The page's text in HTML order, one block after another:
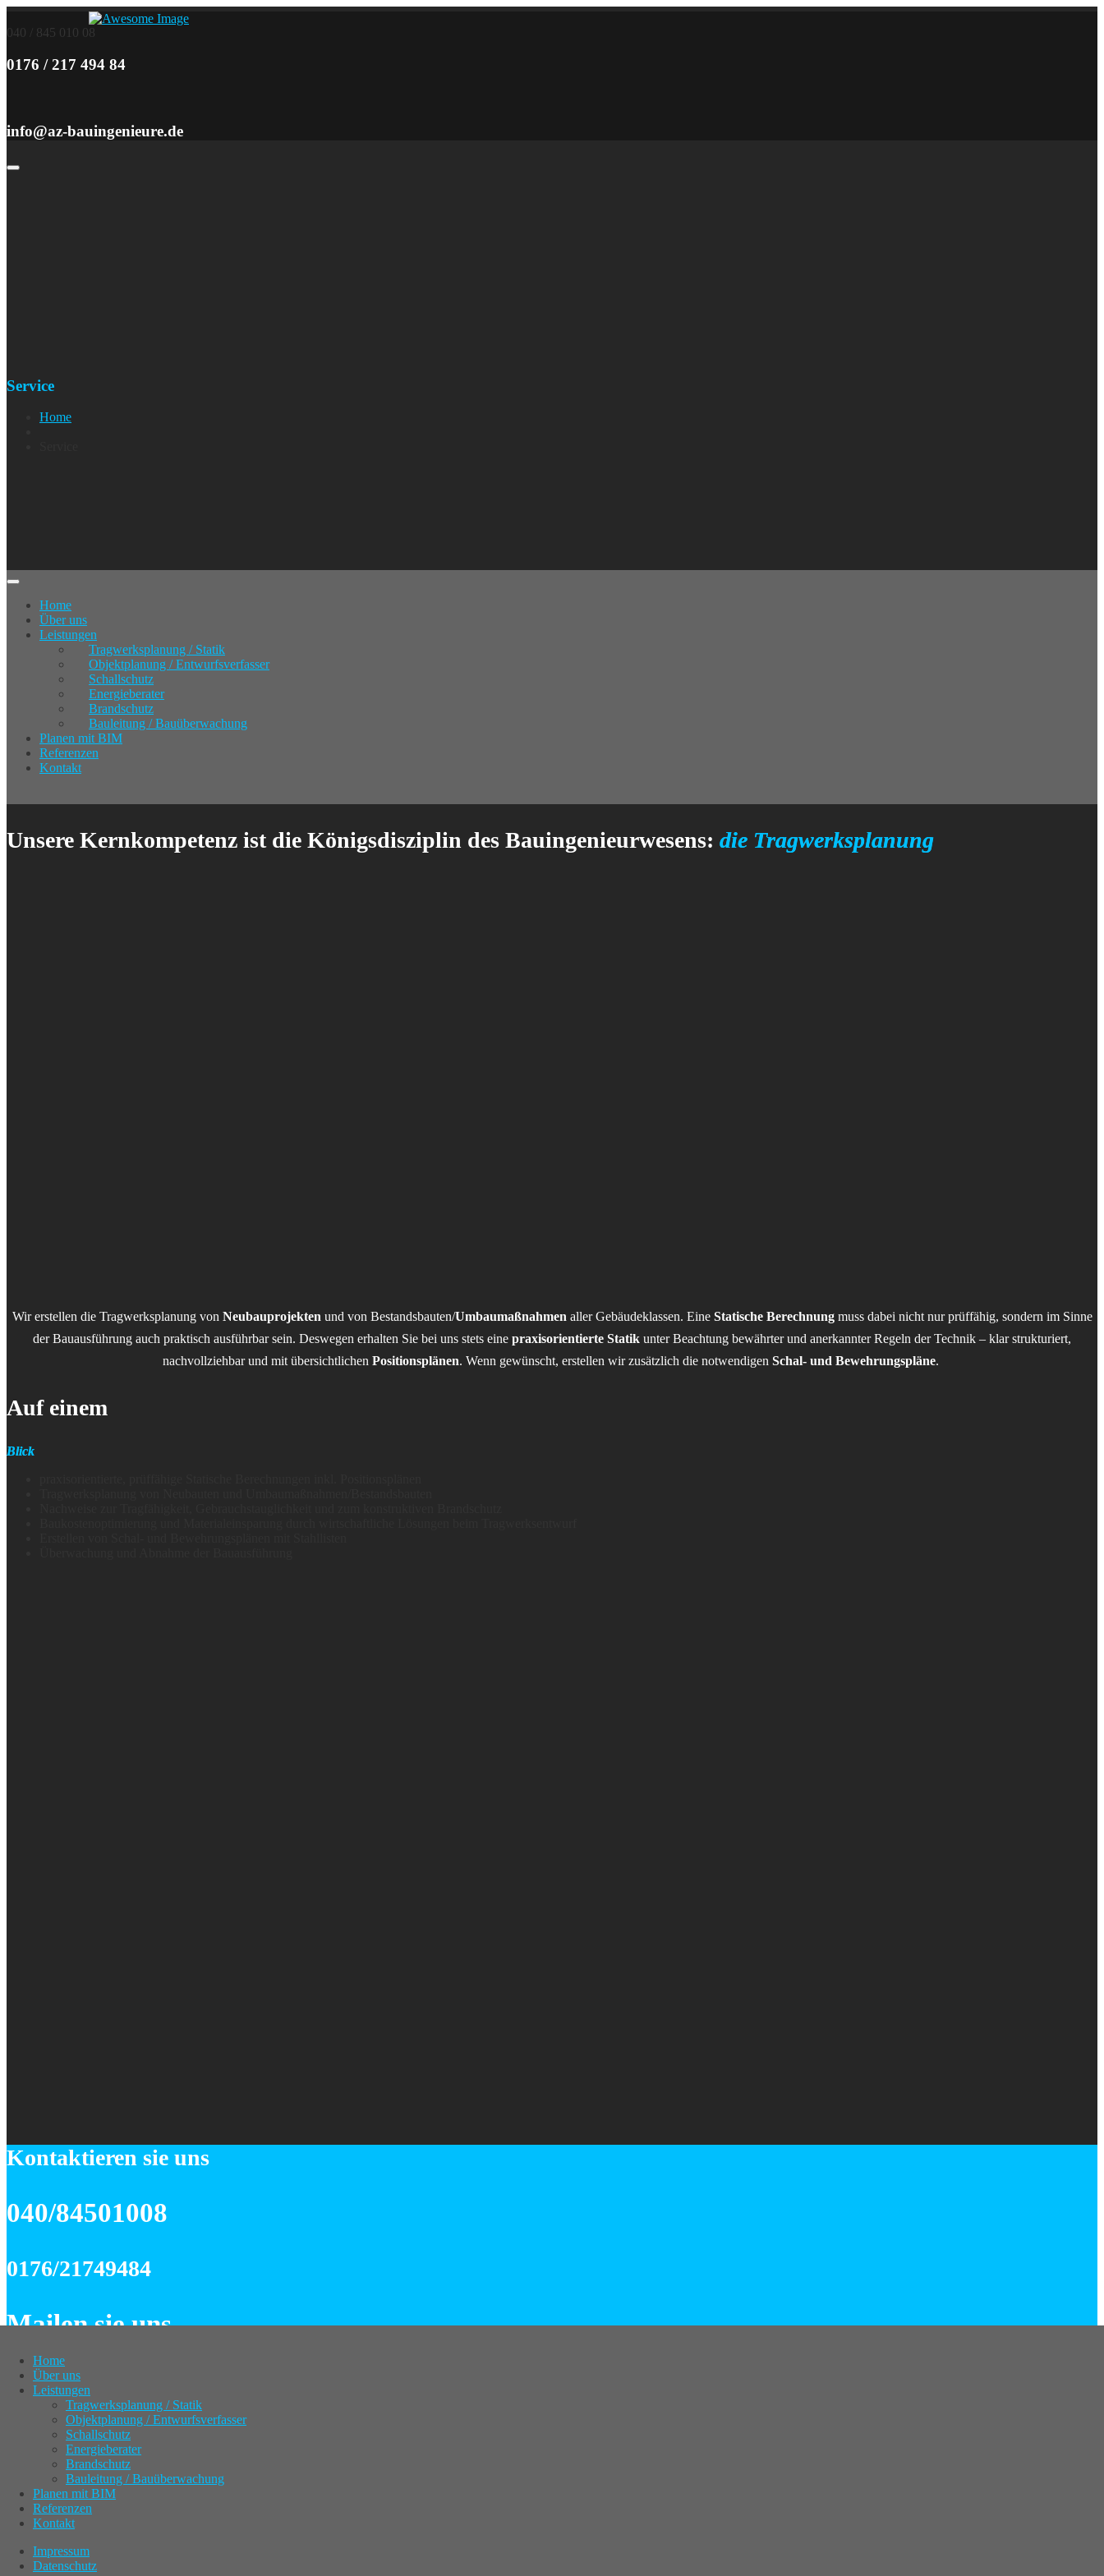
040 / 845 010 08
0176 / 217 494 84
info@az-bauingenieure.de
Service
Home
Home
Über uns
Leistungen
Tragwerksplanung / Statik
Objektplanung / Entwurfsverfasser
Schallschutz
Energieberater
Brandschutz
Bauleitung / Bauüberwachung
Planen mit BIM
Referenzen
Kontakt
Unsere Kernkompetenz ist die Königsdisziplin des Bauingenieurwesens: die Tragwerksplanung
Wir erstellen die Tragwerksplanung von Neubauprojekten und von Bestandsbauten/Umbaumaßnahmen aller Gebäudeklassen. Eine Statische Berechnungmuss dabei nicht nur prüffähig, sondern im Sinne
der Bauausführung auch praktisch ausführbar sein. Deswegen erhalten Sie bei uns stets eine praxisorientierte Statik unter Beachtung bewährter und anerkannter Regeln der Technik – klar strukturiert,
nachvollziehbar und mit übersichtlichen Positionsplänen. Wenn gewünscht, erstellen wir zusätzlich die notwendigen Schal- und Bewehrungspläne.
Auf einem
Blick
Kontaktieren sie uns
040/84501008
0176/21749484
Mailen sie uns
info@az-bauingenieure.de
Home
Über uns
Leistungen
Tragwerksplanung / Statik
Objektplanung / Entwurfsverfasser
Schallschutz
Energieberater
Brandschutz
Bauleitung / Bauüberwachung
Planen mit BIM
Referenzen
Kontakt
Impressum
Datenschutz
Home
Über uns
Leistungen
Tragwerksplanung / Statik
Objektplanung / Entwurfsverfasser
Schallschutz
Brandschutz
Bauleitung / Bauüberwachung